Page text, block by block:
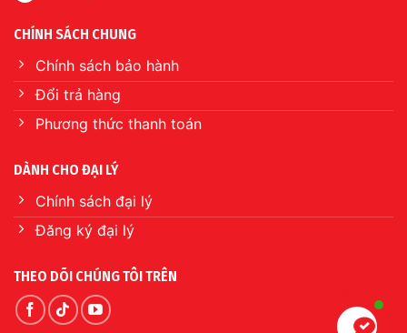
CHÍNH SÁCH CHUNG
Chính sách bảo hành
Đổi trả hàng
Phương thức thanh toán
DÀNH CHO ĐẠI LÝ
Chính sách đại lý
Đăng ký đại lý
THEO DÕI CHÚNG TÔI TRÊN